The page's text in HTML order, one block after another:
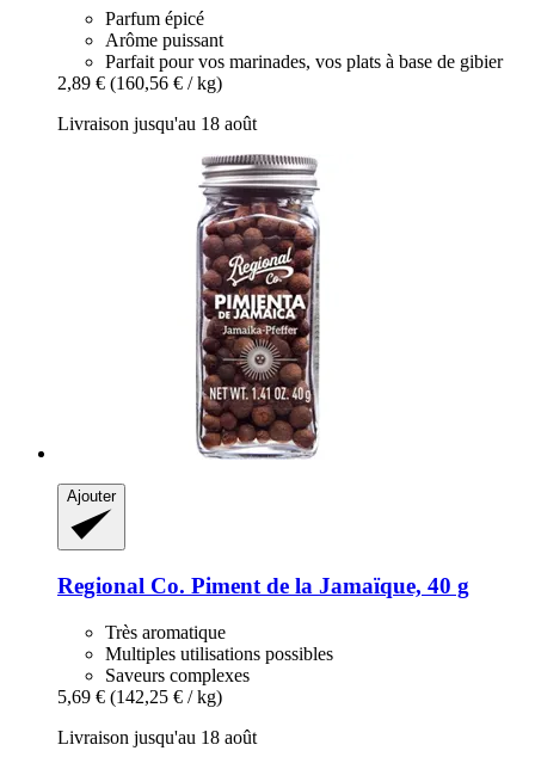
Parfum épicé
Arôme puissant
Parfait pour vos marinades, vos plats à base de gibier
2,89 € (160,56 € / kg)
Livraison jusqu'au 18 août
Ajouter
Regional Co. Piment de la Jamaïque, 40 g
Très aromatique
Multiples utilisations possibles
Saveurs complexes
5,69 € (142,25 € / kg)
Livraison jusqu'au 18 août